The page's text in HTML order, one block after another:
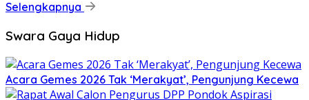
Selengkapnya
Swara Gaya Hidup
Acara Gemes 2026 Tak ‘Merakyat’, Pengunjung Kecewa